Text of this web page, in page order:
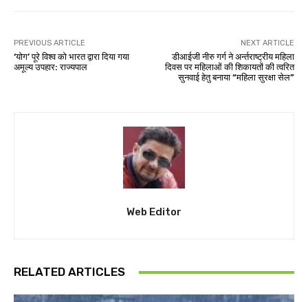
PREVIOUS ARTICLE
‘योग’ पूरे विश्व को भारत द्वारा दिया गया
अमूल्य उपहार: राज्यपाल
NEXT ARTICLE
डीआईजी नीरु गर्ग ने अर्न्तराष्ट्रीय महिला
दिवस पर महिलाओं की शिकायतों की त्वरित
सुनवाई हेतु बनाया “महिला सुरक्षा सेल”
Web Editor
RELATED ARTICLES